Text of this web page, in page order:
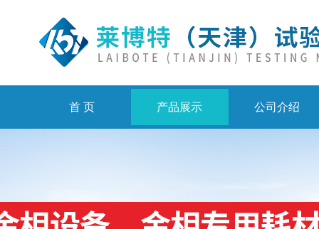
首 页 产品展示 公司介绍